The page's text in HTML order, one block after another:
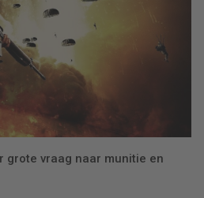
grote vraag naar munitie en